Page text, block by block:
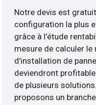
Notre devis est
configuration la plus
grâce à l’étude
mesure de calculer
d’installation de
deviendront
de plusieurs
proposons un